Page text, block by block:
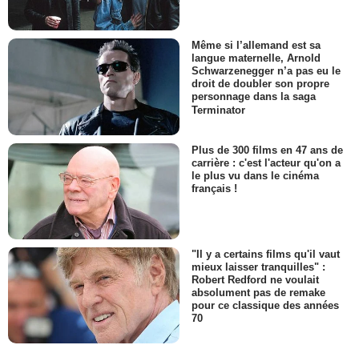
Même si l’allemand est sa
langue maternelle, Arnold
Schwarzenegger n’a pas eu le
droit de doubler son propre
personnage dans la saga
Terminator
Plus de 300 films en 47 ans de
carrière : c'est l'acteur qu'on a
le plus vu dans le cinéma
français !
"Il y a certains films qu'il vaut
mieux laisser tranquilles" :
Robert Redford ne voulait
absolument pas de remake
pour ce classique des années
70